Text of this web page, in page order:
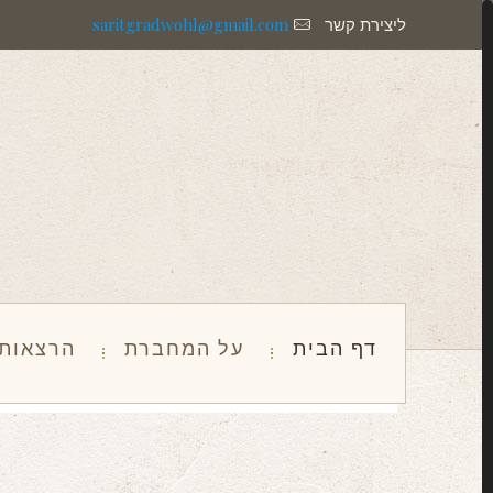
ליצירת קשר saritgradwohl@gmail.com
דף הבית על המחברת